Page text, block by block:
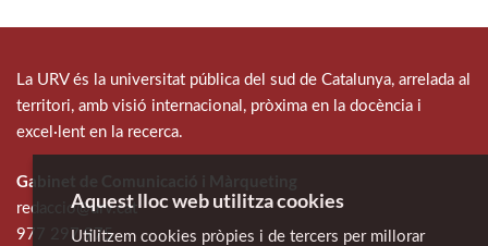
La URV és la universitat pública del sud de Catalunya, arrelada al
territori, amb visió internacional, pròxima en la docència i
excel·lent en la recerca.
Gabinet de Comunicació i Màrqueting
redaccio@urv.cat
977 297 975
Aquest lloc web utilitza cookies
Utilitzem cookies pròpies i de tercers per millorar